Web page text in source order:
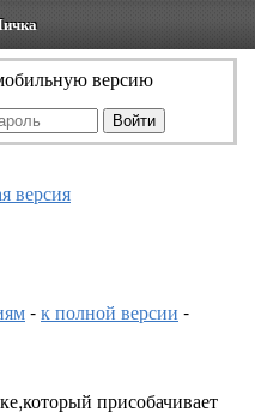
версию
версия
-к полной версии -
присобачивает